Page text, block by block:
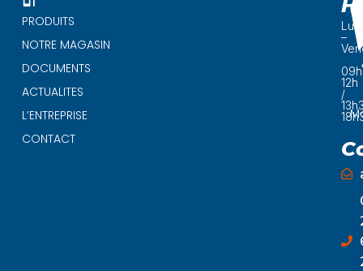
PRODUITS
NOTRE MAGASIN
DOCUMENTS
ACTUALITES
L’ENTREPRISE
CONTACT
–
12h
/